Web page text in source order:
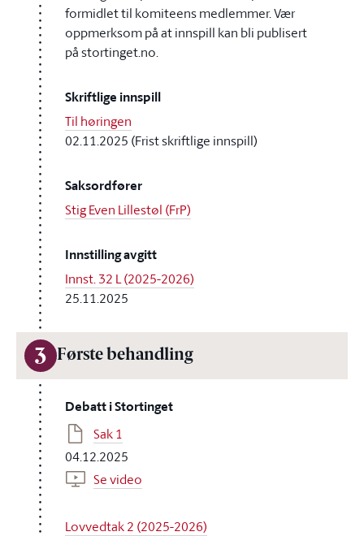
formidlet til komiteens medlemmer. Vær
oppmerksom på at innspill kan bli publisert
på stortinget.no.
Skriftlige innspill
Til høringen
02.11.2025 (Frist skriftlige innspill)
Saksordfører
Stig Even Lillestøl (FrP)
Innstilling avgitt
Innst. 32 L (2025-2026)
25.11.2025
3 Første behandling
Debatt i Stortinget
Sak 1
04.12.2025
Se video
Lovvedtak 2 (2025-2026)